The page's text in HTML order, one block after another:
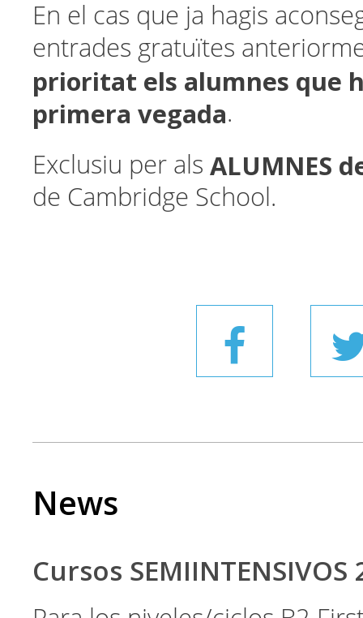
En el cas que ja hagis
entrades gratuïtes
prioritat els alumnes que
primera vegada.
Exclusiu per als ALUMNES
de Cambridge School.
News
Cursos SEMIINTENSIVOS